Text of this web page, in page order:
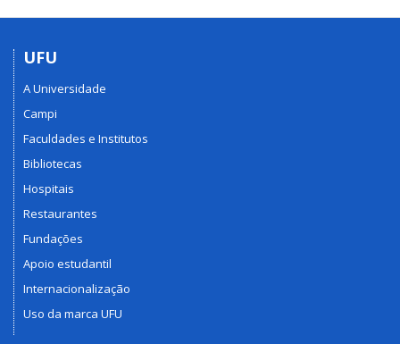
UFU
A Universidade
Campi
Faculdades e Institutos
Bibliotecas
Hospitais
Restaurantes
Fundações
Apoio estudantil
Internacionalização
Uso da marca UFU